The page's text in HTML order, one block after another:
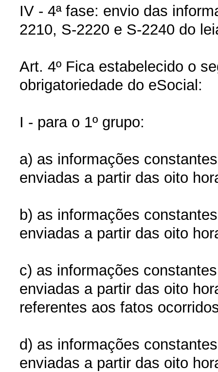
IV - 4ª fase: envio das
2210, S-2220 e S-2240 do
Art. 4º Fica estabelecido o
obrigatoriedade do eSocial:
I - para o 1º grupo:
a) as informações
enviadas a partir das oito
b) as informações
enviadas a partir das oito
c) as informações
enviadas a partir das oito
referentes aos fatos
d) as informações
enviadas a partir das oito